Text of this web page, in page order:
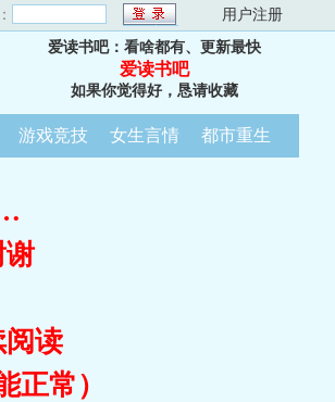
用户注册
爱读书吧：看啥都有、更新最快
爱读书吧
如果你觉得好，恳请收藏
游戏竞技 女生言情 都市重生
读
正常）